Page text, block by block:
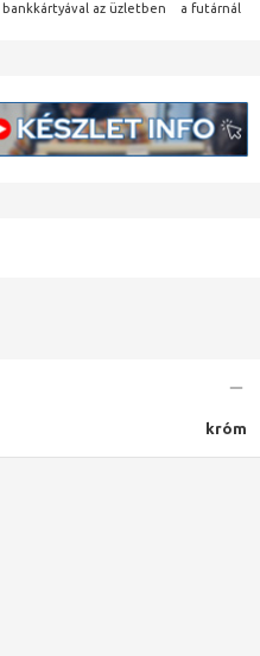
az üzletben
a futárnál
króm